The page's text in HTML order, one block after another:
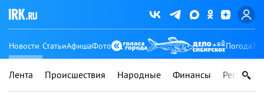
Новости СтатьиАфишаФото Погода
Лента Происшествия Народные Финансы Регионы